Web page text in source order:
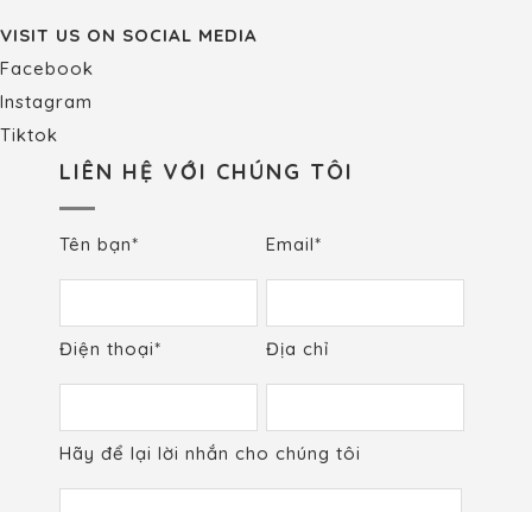
VISIT US ON SOCIAL MEDIA
Facebook
Instagram
Tiktok
LIÊN HỆ VỚI CHÚNG TÔI
Tên bạn* Email*
Điện thoại* Địa chỉ
Hãy để lại lời nhắn cho chúng tôi